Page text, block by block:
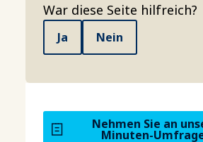
War diese Seite hilfreich?
Ja Nein
Nehmen Sie an
Minuten-